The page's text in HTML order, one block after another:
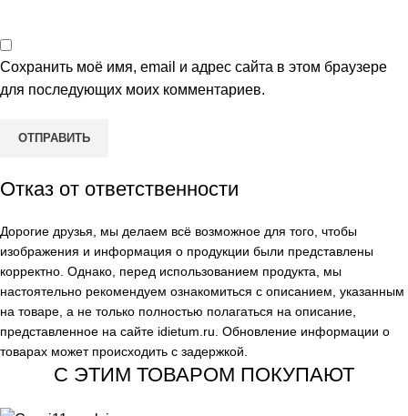
Сохранить моё имя, email и адрес сайта в этом браузере
для последующих моих комментариев.
Отказ от ответственности
Дорогие друзья, мы делаем всё возможное для того, чтобы
изображения и информация о продукции были представлены
корректно. Однако, перед использованием продукта, мы
настоятельно рекомендуем ознакомиться с описанием, указанным
на товаре, а не только полностью полагаться на описание,
представленное на сайте idietum.ru . Обновление информации о
товарах может происходить с задержкой.
С ЭТИМ ТОВАРОМ ПОКУПАЮТ